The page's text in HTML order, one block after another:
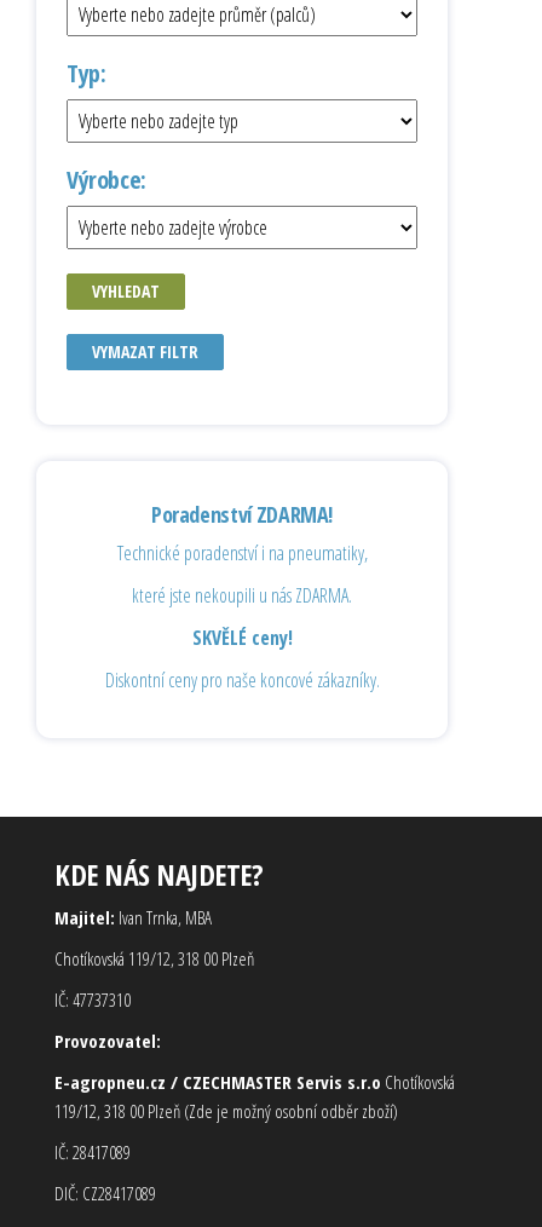
Typ:
Výrobce:
VYHLEDAT
VYMAZAT FILTR
Poradenství ZDARMA!
Technické poradenství i na pneumatiky,
které jste nekoupili u nás ZDARMA.
SKVĚLÉ ceny!
Diskontní ceny pro naše koncové zákazníky.
KDE NÁS NAJDETE?
Majitel: Ivan Trnka, MBA
Chotíkovská 119/12, 318 00 Plzeň
IČ: 47737310
Provozovatel:
E-agropneu.cz / CZECHMASTER Servis s.r.o Chotíkovská
119/12, 318 00 Plzeň (Zde je možný osobní odběr zboží)
IČ: 28417089
DIČ: CZ28417089